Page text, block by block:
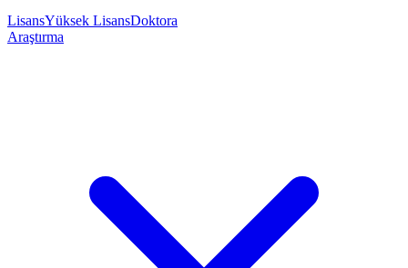
LisansYüksek LisansDoktora
Araştırma